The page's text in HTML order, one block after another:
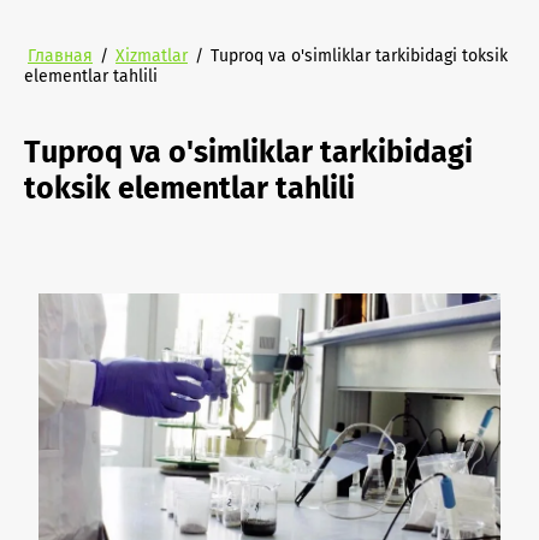
Главная / Xizmatlar / Тuproq va o'simliklar tarkibidagi toksik
elementlar tahlili
Тuproq va o'simliklar tarkibidagi
toksik elementlar tahlili